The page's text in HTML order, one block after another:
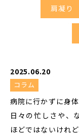
肩凝り
2025.06.20
コラム
病院に行かずに身
日々の忙しさや、
ほどではないけれ